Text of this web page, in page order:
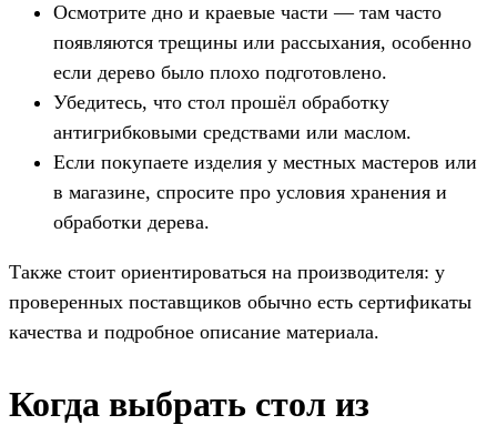
Осмотрите дно и краевые части — там часто
появляются трещины или рассыхания, особенно
если дерево было плохо подготовлено.
Убедитесь, что стол прошёл обработку
антигрибковыми средствами или маслом.
Если покупаете изделия у местных мастеров или
в магазине, спросите про условия хранения и
обработки дерева.
Также стоит ориентироваться на производителя: у
проверенных поставщиков обычно есть сертификаты
качества и подробное описание материала.
Когда выбрать стол из